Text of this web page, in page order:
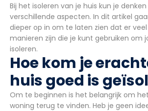
Bij het isoleren van je huis kun je
verschillende aspecten. In dit artikel
dieper op in om te laten zien dat er
manieren zijn die je kunt gebruiken om
isoleren.
Hoe kom je
huis goed is
Om te beginnen is het belangrijk om
woning terug te vinden. Heb je geen